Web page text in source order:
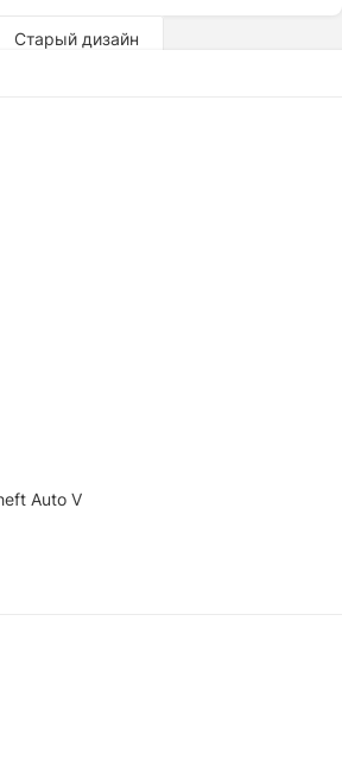
Старый дизайн
Auto V
Director's Cut v.1053.8.1023.1614